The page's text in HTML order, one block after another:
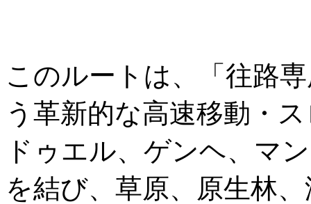
このルートは、「往路
う革新的な高速移動・
ドゥエル、ゲンヘ、マ
を結び、草原、原生林